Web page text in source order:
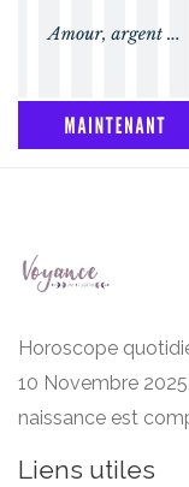
Horoscope
10 Novembre
naissance est
Liens utiles